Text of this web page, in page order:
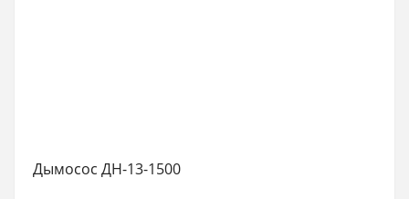
Дымосос ДН-13-1500